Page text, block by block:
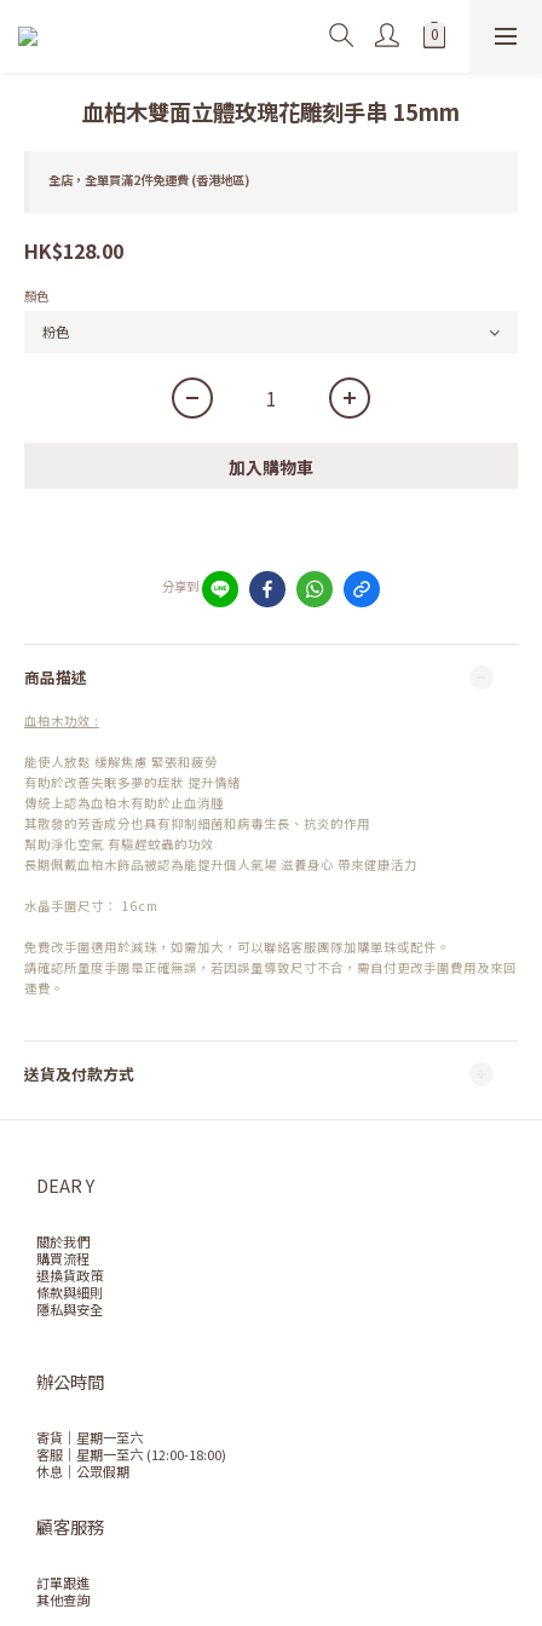
血柏木雙面立體玫瑰花雕刻手串 15mm
全店，全單買滿2件免運費 (香港地區)
HK$128.00
顏色
加入購物車
分享到
商品描述
血柏木功效 :
能使人放鬆 緩解焦慮 緊張和疲勞
有助於改善失眠多夢的症狀 提升情緒
傳統上認為血柏木有助於止血消腫
其散發的芳香成分也具有抑制細菌和病毒生長、抗炎的作用
幫助淨化空氣 有驅趕蚊蟲的功效
長期佩戴血柏木飾品被認為能提升個人氣場 滋養身心 帶來健康活力
水晶手圍尺寸： 16cm
免費改手圍適用於減珠，如需加大，可以聯絡客服團隊加購單珠或配件。
請確認所量度手圍是正確無誤，若因誤量導致尺寸不合，需自付更改手圍費用及來回
運費。
送貨及付款方式
DEAR Y
關於我們
購買流程
退換貨政策
條款與細則
隱私與安全
辦公時間
寄貨｜星期一至六
客服｜星期一至六 (12:00-18:00)
休息｜公眾假期
顧客服務
訂單跟進
其他查詢